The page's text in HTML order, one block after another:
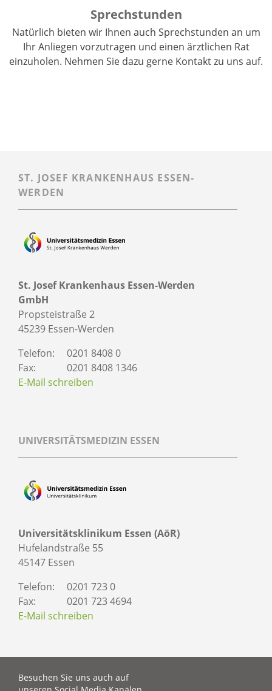
Sprechstunden
Natürlich bieten wir Ihnen auch Sprechstunden an um
Ihr Anliegen vorzutragen und einen ärztlichen Rat
einzuholen. Nehmen Sie dazu gerne Kontakt zu uns auf.
ST. JOSEF KRANKENHAUS ESSEN-
WERDEN
St. Josef Krankenhaus Essen-Werden
GmbH
Propsteistraße 2
45239 Essen-Werden
Telefon:
0201 8408 0
Fax:
0201 8408 1346
E-Mail schreiben
UNIVERSITÄTSMEDIZIN ESSEN
Universitätsklinikum Essen (AöR)
Hufelandstraße 55
45147 Essen
Telefon:
0201 723 0
Fax:
0201 723 4694
E-Mail schreiben
Besuchen Sie uns auch auf